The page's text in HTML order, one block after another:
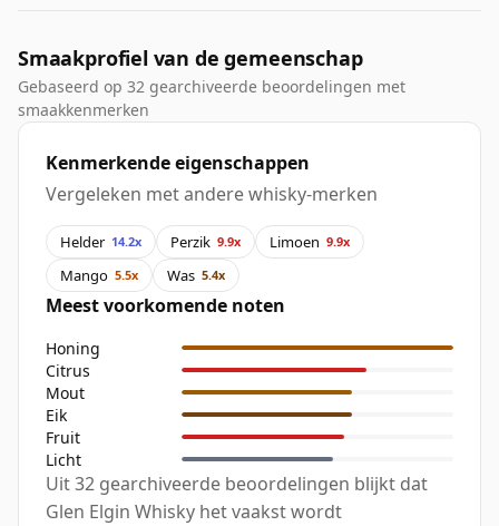
Smaakprofiel van de gemeenschap
Gebaseerd op 32 gearchiveerde beoordelingen met
smaakkenmerken
Kenmerkende eigenschappen
Vergeleken met andere whisky-merken
Helder 14.2x Perzik 9.9x Limoen 9.9x
Mango 5.5x Was 5.4x
Meest voorkomende noten
Honing
Citrus
Mout
Eik
Fruit
Licht
Uit 32 gearchiveerde beoordelingen blijkt dat
Glen Elgin Whisky het vaakst wordt